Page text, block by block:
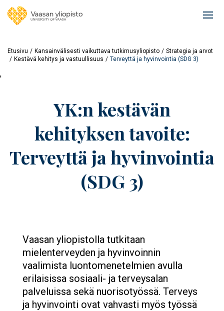
Etusivu Kansainvälisesti vaikuttava tutkimusyliopisto
Strategia ja arvot
Kestävä kehitys ja vastuullisuus
Terveyttä ja hyvinvointia (SDG 3)
'
YK:n kestävän
kehityksen tavoite:
Terveyttä ja hyvinvointia
(SDG 3)
Vaasan yliopistolla tutkitaan
mielenterveyden ja hyvinvoinnin
vaalimista luontomenetelmien avulla
erilaisissa sosiaali- ja terveysalan
palveluissa sekä nuorisotyössä. Terveys
ja hyvinvointi ovat vahvasti myös työssä